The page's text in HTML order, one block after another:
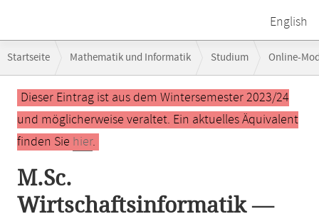
English
Navigation
Startseite Mathematik und Informatik Studium Online-
Hauptinhalt
Dieser Eintrag ist aus dem Wintersemester 2023/24
und möglicherweise veraltet. Ein aktuelles Äquivalent
finden Sie hier.
M.Sc.
Wirtschaftsinformatik —